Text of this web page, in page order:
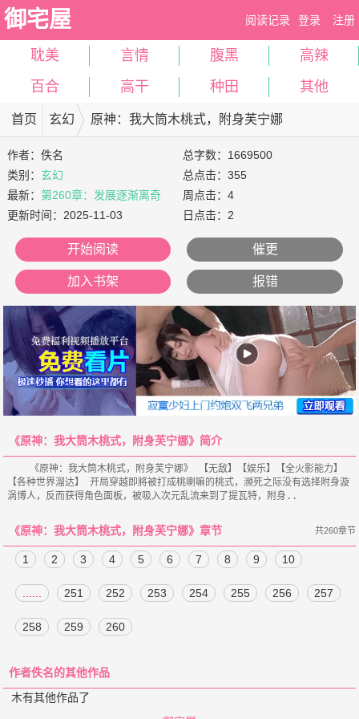
御宅屋 阅读记录 登录 注册
耽美 言情 腹黑
高辣
百合
高干 种田 其他
首页 玄幻 原神：我大筒木桃式，附身芙宁娜
作者：佚名
类别：玄幻
最新： 第260章：发展逐渐离奇
更新时间： 2025-11-03
总字数：1669500
总点击：355
周点击：4
日点击：2
开始阅读 催更
加入书架 报错
《原神：我大筒木桃式，附身芙宁娜》简介
【各种世界溜达】 开局穿越即將被打成桃喇嘛的桃式，濒死之际没有选择附身漩
《原神：我大筒木桃式，附身芙宁娜》章节 共260章节
1 2 3 4 5 6 7 8 9 10
...... 251 252 253 254 255 256 257
258 259 260
作者佚名的其他作品
木有其他作品了